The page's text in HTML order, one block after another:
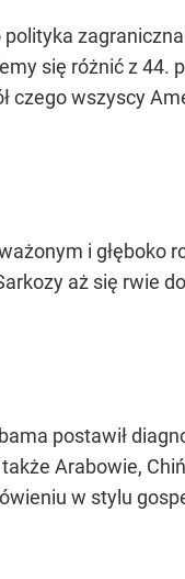
się różnić z 44.
czego wszyscy
i głęboko
aż się rwie
postawił
Arabowie,
w stylu